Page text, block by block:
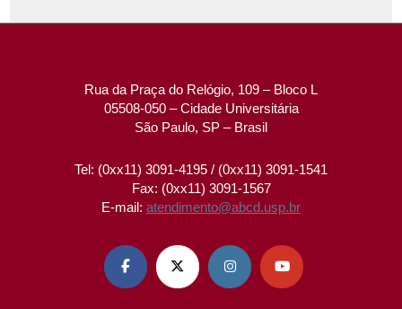
Rua da Praça do Relógio, 109 – Bloco L
05508-050 – Cidade Universitária
São Paulo, SP – Brasil
Tel: (0xx11) 3091-4195 / (0xx11) 3091-1541
Fax: (0xx11) 3091-1567
E-mail: atendimento@abcd.usp.br
   